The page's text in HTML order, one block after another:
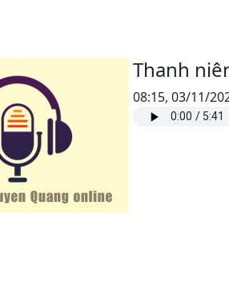
Thanh
08:15, 03/11/